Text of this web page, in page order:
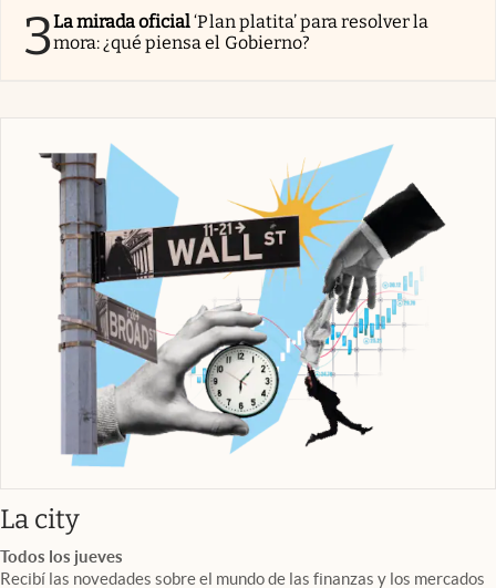
3La mirada oficial‘Plan platita’ para resolver la
mora: ¿qué piensa el Gobierno?
La cityabre en nueva pestaña
Todos los jueves
Recibí las novedades sobre el mundo de las finanzas y los mercados